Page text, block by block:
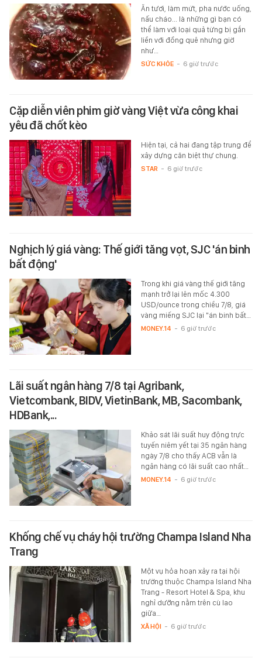
Ăn tươi, làm mứt, pha nước uống,
nấu cháo... là những gì bạn có
thể làm với loại quả từng bị gắn
liền với đồng quê nhưng giờ
như…
SỨC KHỎE - 6 giờ trước
Cặp diễn viên phim giờ vàng Việt vừa công khai
yêu đã chốt kèo
Hiện tại, cả hai đang tập trung để
xây dựng căn biệt thự chung.
STAR - 6 giờ trước
Nghịch lý giá vàng: Thế giới tăng vọt, SJC 'án binh
bất động'
Trong khi giá vàng thế giới tăng
mạnh trở lại lên mốc 4.300
USD/ounce trong chiều 7/8, giá
vàng miếng SJC lại "án binh bất…
MONEY.14 - 6 giờ trước
Lãi suất ngân hàng 7/8 tại Agribank,
Vietcombank, BIDV, VietinBank, MB, Sacombank,
HDBank,...
Khảo sát lãi suất huy động trực
tuyến niêm yết tại 35 ngân hàng
ngày 7/8 cho thấy ACB vẫn là
ngân hàng có lãi suất cao nhất…
MONEY.14 - 6 giờ trước
Khống chế vụ cháy hội trường Champa Island Nha
Trang
Một vụ hỏa hoạn xảy ra tại hội
trường thuộc Champa Island Nha
Trang - Resort Hotel & Spa, khu
nghỉ dưỡng nằm trên cù lao
giữa…
XÃ HỘI - 6 giờ trước